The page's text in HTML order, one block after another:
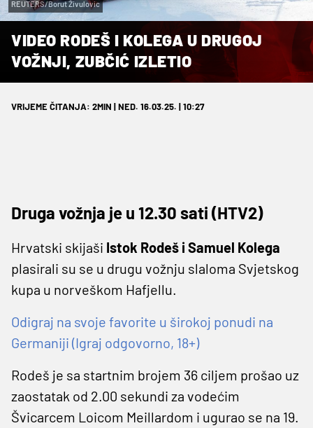
REUTERS/Borut Živulovic
VIDEO RODEŠ I KOLEGA U DRUGOJ
VOŽNJI, ZUBČIĆ IZLETIO
VRIJEME ČITANJA: 2MIN | NED. 16.03.25. | 10:27
Druga vožnja je u 12.30 sati (HTV2)
Hrvatski skijaši Istok Rodeš i Samuel Kolega
plasirali su se u drugu vožnju slaloma Svjetskog
kupa u norveškom Hafjellu.
Odigraj na svoje favorite u širokoj ponudi na
Germaniji (Igraj odgovorno, 18+)
Rodeš je sa startnim brojem 36 ciljem prošao uz
zaostatak od 2.00 sekundi za vodećim
Švicarcem Loicom Meillardom i ugurao se na 19.